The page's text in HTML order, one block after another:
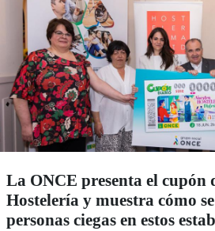
La ONCE presenta el cupón
Hostelería y muestra cómo
personas ciegas en estos